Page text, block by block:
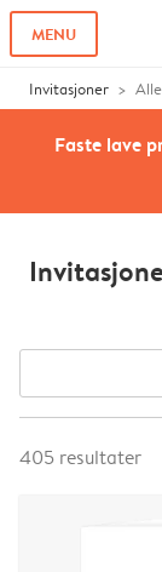
MENU
Invitasjoner
Faste lave
405 resultater